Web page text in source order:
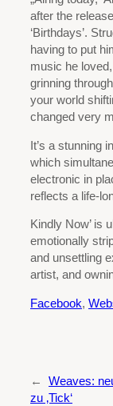
after the
‘Birthdays’.
having to put
music he
grinning
your world
changed very
It’s a stunning
which
electronic in
reflects a life-
Kindly Now’ is
emotionally
and unsettling
artist, and
Facebook,
←
Weaves:
zu ‚Tick‘